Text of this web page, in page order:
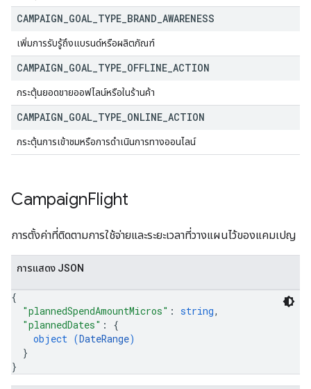
CAMPAIGN GOAL TYPE BRAND AWARENESS
เพิ่มการรับรู้ถึงแบรนด์หรือผลิตภัณฑ์
CAMPAIGN GOAL TYPE OFFLINE ACTION
กระตุ้นยอดขายออฟไลน์หรือในร้านค้า
CAMPAIGN GOAL TYPE ONLINE ACTION
กระตุ้นการเข้าชมหรือการดำเนินการทางออนไลน์
CampaignFlight
การตั้งค่าที่ติดตามการใช้จ่ายและระยะเวลาที่วางแผนไว้ของแคมเปญ
การแสดง JSON
{
"plannedSpendAmountMicros" : string,
"plannedDates" : {
object (DateRange)
}
}